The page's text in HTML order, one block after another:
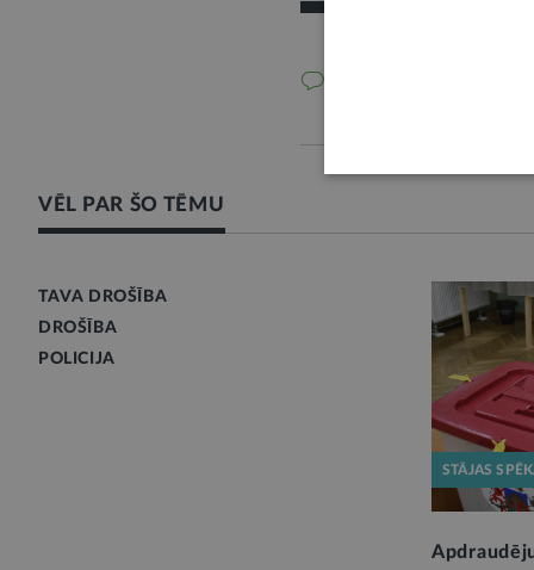
VĒL PAR ŠO TĒMU
TAVA DROŠĪBA
DROŠĪBA
POLICIJA
STĀJAS